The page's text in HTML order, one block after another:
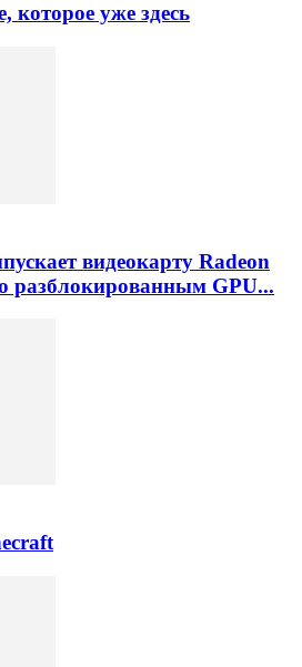
которое уже здесь
видеокарту Radeon
разблокированным GPU...